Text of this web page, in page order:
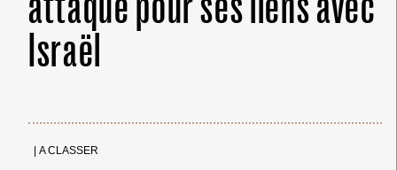
Israël
A CLASSER